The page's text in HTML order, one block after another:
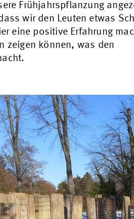
Frühjahrspflanzung
wir den Leuten etwas
eine positive Erfahrung
zeigen können, was den